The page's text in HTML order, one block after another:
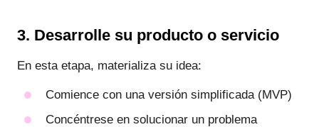
3. Desarrolle su producto o servicio
En esta etapa, materializa su idea:
Comience con una versión simplificada (MVP)
Concéntrese en solucionar un problema